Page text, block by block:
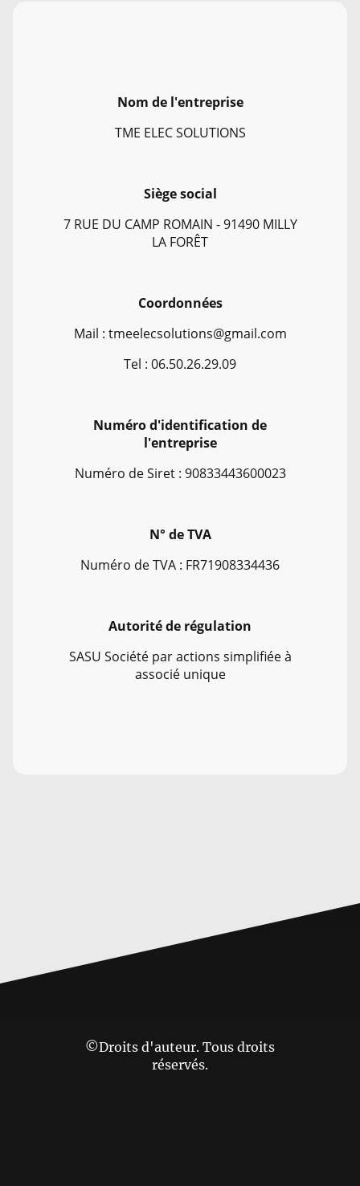
Nom de l'entreprise
TME ELEC SOLUTIONS
Siège social
7 RUE DU CAMP ROMAIN - 91490 MILLY
LA FORÊT
Coordonnées
Mail : tmeelecsolutions@gmail.com
Tel : 06.50.26.29.09
Numéro d'identification de
l'entreprise
Numéro de Siret : 90833443600023
N° de TVA
Numéro de TVA : FR71908334436
Autorité de régulation
SASU Société par actions simplifiée à
associé unique
©Droits d'auteur. Tous droits
réservés.